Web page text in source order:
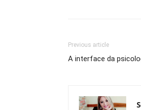
Previous article
A interface da